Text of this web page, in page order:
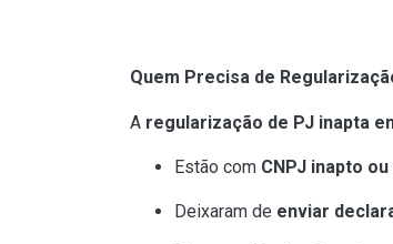
Quem Precisa de
A regularização de PJ inapta
Estão com CNPJ inapto
Deixaram de enviar